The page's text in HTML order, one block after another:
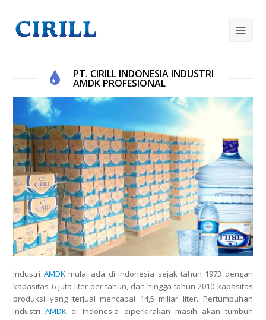
PT. CIRILL INDONESIA INDUSTRI
AMDK PROFESIONAL
Industri AMDKmulai ada di Indonesia sejak tahun 1973 dengan
kapasitas 6 juta liter per tahun, dan hingga tahun 2010 kapasitas
produksi yang terjual mencapai 14,5 miliar liter. Pertumbuhan
industriAMDK di Indonesia diperkirakan masih akan tumbuh